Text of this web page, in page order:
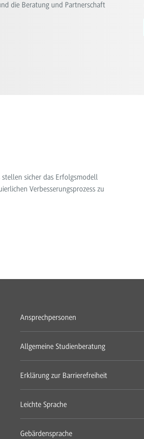
die Beratung und Partnerschaft
sicher das Erfolgsmodell
Verbesserungsprozess zu
Ansprechpersonen
Allgemeine Studienberatung
Erklärung zur Barrierefreiheit
Leichte Sprache
Gebärdensprache